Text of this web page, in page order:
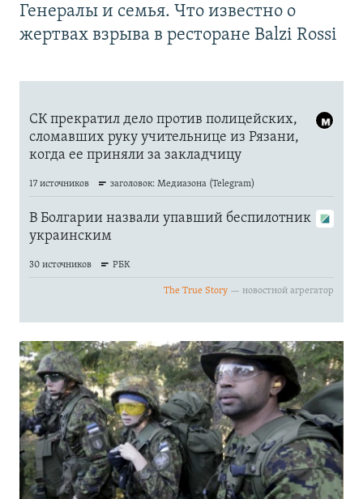
Генералы и семья. Что известно о
жертвах взрыва в ресторане Balzi Rossi